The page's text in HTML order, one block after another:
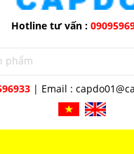
Hotline tư vấn :
| Email :